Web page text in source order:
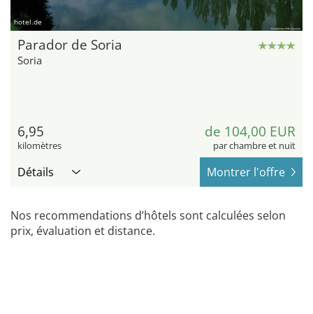
hotel.de
Parador de Soria
Soria
6,95
kilomètres
de 104,00 EUR
par chambre et nuit
Détails Montrer l'offre
Nos recommendations d’hôtels sont calculées selon
prix, évaluation et distance.